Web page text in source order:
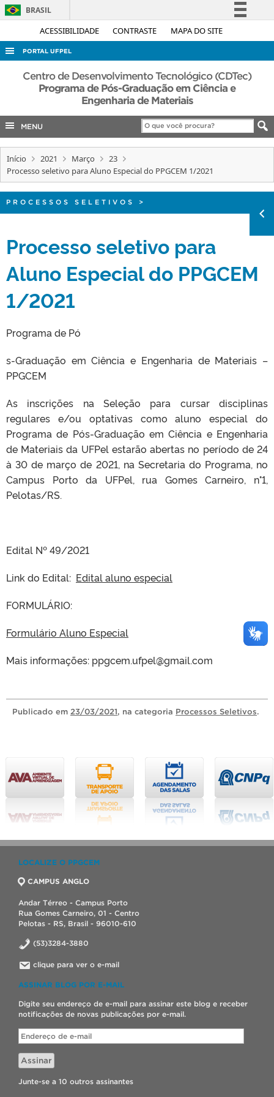
ACESSIBILIDADE CONTRASTE MAPA DO SITE
BRASIL
Simplifique!
Acesso à informação
Legislação
Canais
PORTAL UFPEL
ACESSO À INFORMAÇÃO
AUDITORIA
EDITAIS
INTERNACIONAL
Centro de Desenvolvimento Tecnológico (CDTec)
Programa de Pós-Graduação em Ciência e
Engenharia de Materiais
MENU
Início 2021 Março
23
Processo seletivo para Aluno Especial do PPGCEM 1/2021
PROCESSOS SELETIVOS >
Processo seletivo para
Aluno Especial do PPGCEM
1/2021
Programa de Pó
s-Graduação em Ciência e Engenharia de Materiais –
PPGCEM
As inscrições na Seleção para cursar disciplinas
regulares e/ou optativas como aluno especial do
Programa de Pós-Graduação em Ciência e Engenharia
de Materiais da UFPel estarão abertas no período de 24
à 30 de março de 2021, na Secretaria do Programa, no
Campus Porto da UFPel, rua Gomes Carneiro, n°1,
Pelotas/RS.
Edital Nº 49/2021
Link do Edital: Edital aluno especial
FORMULÁRIO:
Formulário Aluno Especial
Mais informações: ppgcem.ufpel@gmail.com
Publicado em 23/03/2021, na categoria Processos Seletivos.
LOCALIZE O PPGCEM
CAMPUS ANGLO
Andar Térreo - Campus Porto
Rua Gomes Carneiro, 01 - Centro
Pelotas - RS, Brasil - 96010-610
(53)3284-3880
clique para ver o e-mail
ASSINAR BLOG POR E-MAIL
Digite seu endereço de e-mail para assinar este blog e receber
notificações de novas publicações por e-mail.
Endereço
de
e-
mail
Assinar
Junte-se a 10 outros assinantes